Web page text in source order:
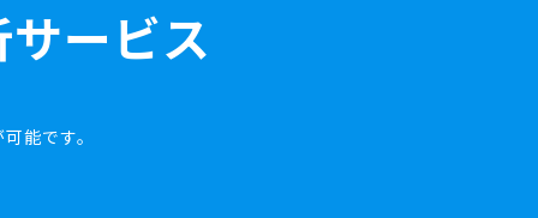
：構造化思考へのコラボレーションツール
データコンバート
ービス
能です。